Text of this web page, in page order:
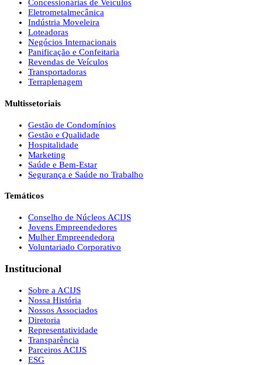
Concessionárias de Veículos
Eletrometalmecânica
Indústria Moveleira
Loteadoras
Negócios Internacionais
Panificação e Confeitaria
Revendas de Veículos
Transportadoras
Terraplenagem
Multissetoriais
Gestão de Condomínios
Gestão e Qualidade
Hospitalidade
Marketing
Saúde e Bem-Estar
Segurança e Saúde no Trabalho
Temáticos
Conselho de Núcleos ACIJS
Jovens Empreendedores
Mulher Empreendedora
Voluntariado Corporativo
Institucional
Sobre a ACIJS
Nossa História
Nossos Associados
Diretoria
Representatividade
Transparência
Parceiros ACIJS
ESG